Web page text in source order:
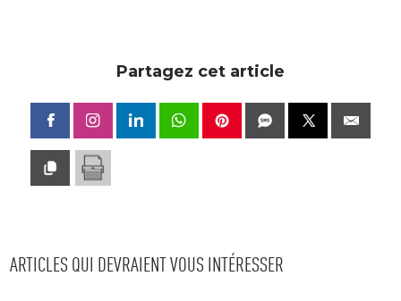
Partagez cet article
ARTICLES QUI DEVRAIENT VOUS INTÉRESSER